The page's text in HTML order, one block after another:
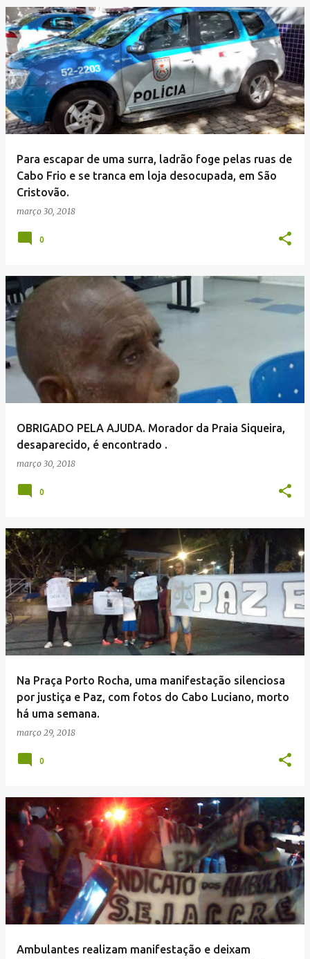
Para escapar de uma surra, ladrão foge pelas ruas de
Cabo Frio e se tranca em loja desocupada, em São
Cristovão.
março 30, 2018
0
OBRIGADO PELA AJUDA. Morador da Praia Siqueira,
desaparecido, é encontrado .
março 30, 2018
0
Na Praça Porto Rocha, uma manifestação silenciosa
por justiça e Paz, com fotos do Cabo Luciano, morto
há uma semana.
março 29, 2018
0
Ambulantes realizam manifestação e deixam